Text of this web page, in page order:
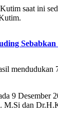
saat ini
mendudukan
9 Desember
M.Si dan